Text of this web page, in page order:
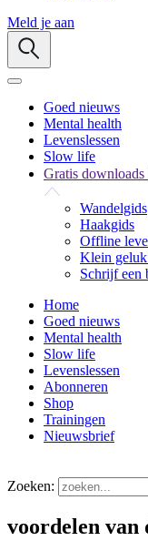
Meld je aan
Goed nieuws
Mental health
Levenslessen
Slow life
Gratis downloads
Wandelgids
Haakgids
Offline
Klein
Schrijf een
Home
Goed nieuws
Mental health
Slow life
Levenslessen
Abonneren
Shop
Trainingen
Nieuwsbrief
Zoeken:
voordelen van